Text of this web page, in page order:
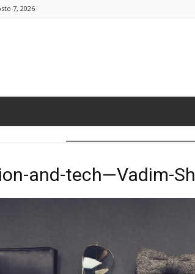
7, 2026
and-tech—Vadim-Sh